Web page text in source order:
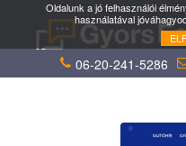
06-20-241-5286
Oldalunk a jó felhasználói
használatával